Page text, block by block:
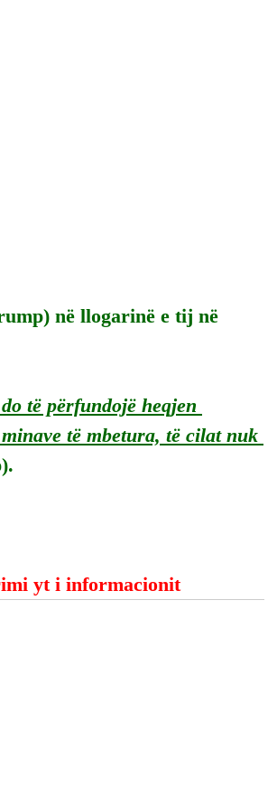
në llogarinë e tij në
të përfundojë heqjen
të mbetura, të cilat nuk
yt i informacionit